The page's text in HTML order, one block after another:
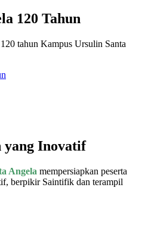
120 Tahun
tahun Kampus Ursulin Santa
yang Inovatif
Angela mempersiapkan peserta
berpikir Saintifik dan terampil